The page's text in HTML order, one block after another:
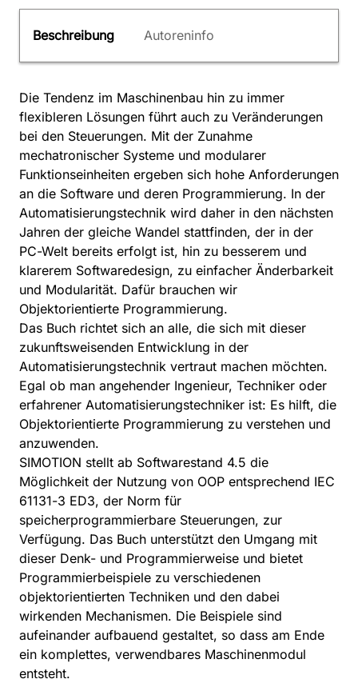
Beschreibung Autoreninfo
Die Tendenz im Maschinenbau hin zu immer
flexibleren Lösungen führt auch zu Veränderungen
bei den Steuerungen. Mit der Zunahme
mechatronischer Systeme und modularer
Funktionseinheiten ergeben sich hohe Anforderungen
an die Software und deren Programmierung. In der
Automatisierungstechnik wird daher in den nächsten
Jahren der gleiche Wandel stattfinden, der in der
PC-Welt bereits erfolgt ist, hin zu besserem und
klarerem Softwaredesign, zu einfacher Änderbarkeit
und Modularität. Dafür brauchen wir
Objektorientierte Programmierung.
Das Buch richtet sich an alle, die sich mit dieser
zukunftsweisenden Entwicklung in der
Automatisierungstechnik vertraut machen möchten.
Egal ob man angehender Ingenieur, Techniker oder
erfahrener Automatisierungstechniker ist: Es hilft, die
Objektorientierte Programmierung zu verstehen und
anzuwenden.
SIMOTION stellt ab Softwarestand 4.5 die
Möglichkeit der Nutzung von OOP entsprechend IEC
61131-3 ED3, der Norm für
speicherprogrammierbare Steuerungen, zur
Verfügung. Das Buch unterstützt den Umgang mit
dieser Denk- und Programmierweise und bietet
Programmierbeispiele zu verschiedenen
objektorientierten Techniken und den dabei
wirkenden Mechanismen. Die Beispiele sind
aufeinander aufbauend gestaltet, so dass am Ende
ein komplettes, verwendbares Maschinenmodul
entsteht.